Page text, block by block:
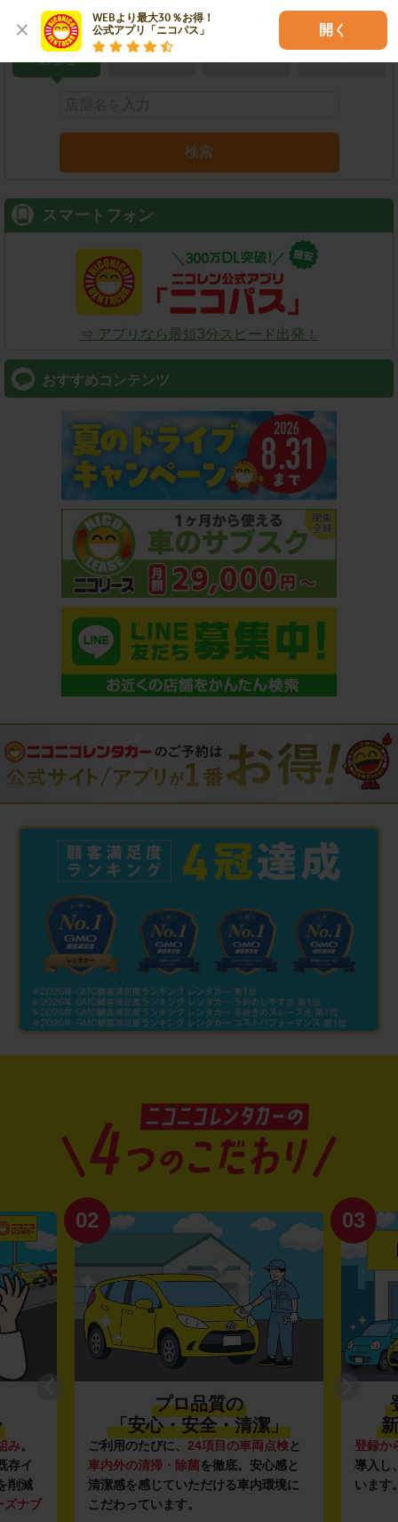
WEBより最大30％お得！
公式アプリ「ニコパス」
開く
こだわり条件で検索
店舗名 駅名 新幹線名 空港名
検索
スマートフォン
⇒ アプリなら最短3分スピード出発！
おすすめコンテンツ
み。
存イ
削減
ズナブ
02
プロ品質の
「安心・安全・清潔」
ご利用のたびに、 24項目の車両点検と
車内外の清掃・除菌を徹底。安心感と
清潔感を感じていただける車内環境に
こだわっています。
03
登録か
導入し
います